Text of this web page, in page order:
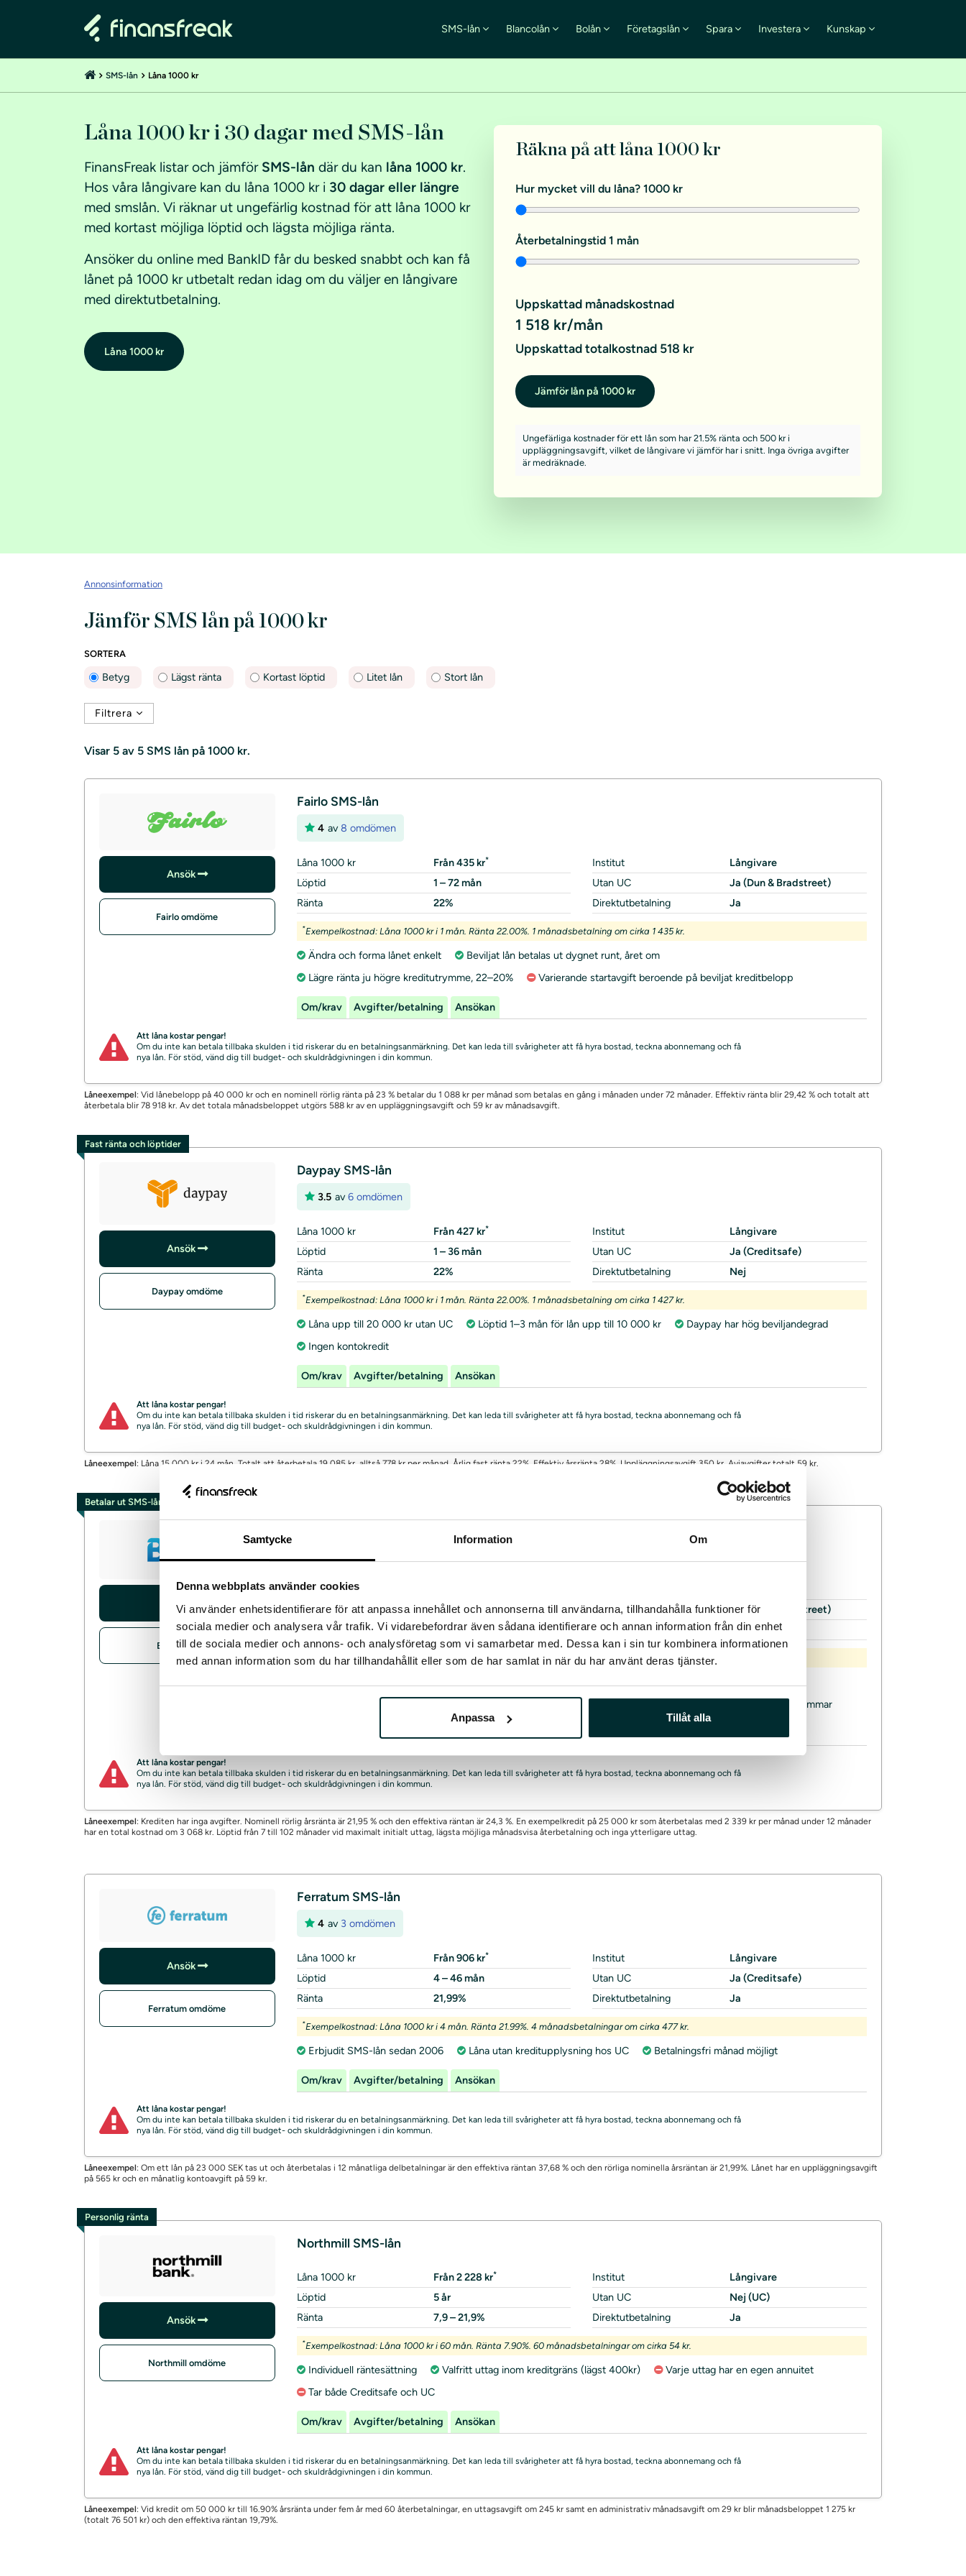
Samtycke Information Om
Denna webbplats använder cookies
Vi använder enhetsidentifierare för att anpassa innehållet och annonserna till användarna, tillhandahålla funktioner för
sociala medier och analysera vår trafik. Vi vidarebefordrar även sådana identifierare och annan information från din enhet
till de sociala medier och annons- och analysföretag som vi samarbetar med. Dessa kan i sin tur kombinera informationen
med annan information som du har tillhandahållit eller som de har samlat in när du har använt deras tjänster.
Anpassa Tillåt alla
SMS-lån Blancolån Bolån Företagslån Spara Investera Kunskap
SMS-lån Låna 1000 kr
Låna 1000 kr i 30 dagar med SMS-lån
FinansFreak listar och jämför SMS-lån där du kan låna 1000 kr.
Hos våra långivare kan du låna 1000 kr i 30 dagar eller längre
med smslån. Vi räknar ut ungefärlig kostnad för att låna 1000 kr
med kortast möjliga löptid och lägsta möjliga ränta.
Ansöker du online med BankID får du besked snabbt och kan få
lånet på 1000 kr utbetalt redan idag om du väljer en långivare
med direktutbetalning.
Låna 1000 kr
Räkna på att låna 1000 kr
Hur mycket vill du låna? 1000 kr
Återbetalningstid 1 mån
Uppskattad månadskostnad
1 518 kr/mån
Uppskattad totalkostnad 518 kr
Jämför lån på 1000 kr
Ungefärliga kostnader för ett lån som har 21.5% ränta och 500 kr i
uppläggningsavgift, vilket de långivare vi jämför har i snitt. Inga övriga avgifter
är medräknade.
Annonsinformation
Jämför SMS lån på 1000 kr
SORTERA
Betyg Lägst ränta Kortast löptid Litet lån Stort lån
Filtrera
Visar 5 av 5 SMS lån på 1000 kr.
Ansök
Fairlo omdöme
Fairlo SMS-lån
4 av 8 omdömen
Låna 1000 kr Från 435 kr*
Löptid
1 – 72 mån
Ränta
22%
Institut
Långivare
Utan UC
Ja (Dun & Bradstreet)
Direktutbetalning
Ja
*Exempelkostnad: Låna 1000 kr i 1 mån. Ränta 22.00%. 1 månadsbetalning om cirka 1 435 kr.
Ändra och forma lånet enkelt
Beviljat lån betalas ut dygnet runt, året om
Lägre ränta ju högre kreditutrymme, 22–20%
Varierande startavgift beroende på beviljat kreditbelopp
Om/krav Avgifter/betalning Ansökan
Att låna kostar pengar!
Om du inte kan betala tillbaka skulden i tid riskerar du en betalningsanmärkning. Det kan leda till svårigheter att få hyra bostad, teckna abonnemang och få
nya lån. För stöd, vänd dig till budget- och skuldrådgivningen i din kommun.
Låneexempel: Vid lånebelopp på 40 000 kr och en nominell rörlig ränta på 23 % betalar du 1 088 kr per månad som betalas en gång i månaden under 72 månader. Effektiv ränta blir 29,42 % och totalt att
återbetala blir 78 918 kr. Av det totala månadsbeloppet utgörs 588 kr av en uppläggningsavgift och 59 kr av månadsavgift.
Fast ränta och löptider
Ansök
Daypay omdöme
Daypay SMS-lån
3.5 av 6 omdömen
Låna 1000 kr Från 427 kr*
Löptid
1 – 36 mån
Ränta
22%
Institut
Långivare
Utan UC
Ja (Creditsafe)
Direktutbetalning
Nej
*Exempelkostnad: Låna 1000 kr i 1 mån. Ränta 22.00%. 1 månadsbetalning om cirka 1 427 kr.
Låna upp till 20 000 kr utan UC Löptid 1–3 mån för lån upp till 10 000 kr
Daypay har hög beviljandegrad
Ingen kontokredit
Om/krav Avgifter/betalning Ansökan
Att låna kostar pengar!
Om du inte kan betala tillbaka skulden i tid riskerar du en betalningsanmärkning. Det kan leda till svårigheter att få hyra bostad, teckna abonnemang och få
nya lån. För stöd, vänd dig till budget- och skuldrådgivningen i din kommun.
Låneexempel: Låna 15 000 kr i 24 mån. Totalt att återbetala 19 085 kr, alltså 778 kr per månad. Årlig fast ränta 22%. Effektiv årsränta 28%, Uppläggningsavgift 350 kr. Aviavgifter totalt 59 kr.
Betalar ut SMS-lån via Swish
Ansök
Brixo omdöme
Låna 1000 kr
Löptid
7 – 102 mån
Ränta
21,95%
Utan UC
Ja (Dun & Bradstreet)
Direktutbetalning
Nej
Exempelkostnad: Låna 1000 kr i 7 mån. Ränta 21.95%. 7 månadsbetalningar om cirka 153 kr.
Möjlighet att utöka kreditgränsen
Beviljade lån kan betalas ut via Swish Svar på ansökan kan ta 24 timmar
Avgifter/betalning
Att låna kostar pengar!
Om du inte kan betala tillbaka skulden i tid riskerar du en betalningsanmärkning. Det kan leda till svårigheter att få hyra bostad, teckna abonnemang och få
nya lån. För stöd, vänd dig till budget- och skuldrådgivningen i din kommun.
Låneexempel: Krediten har inga avgifter. Nominell rörlig årsränta är 21,95 % och den effektiva räntan är 24,3 %. En exempelkredit på 25 000 kr som återbetalas med 2 339 kr per månad under 12 månader
har en total kostnad om 3 068 kr. Löptid från 7 till 102 månader vid maximalt initialt uttag, lägsta möjliga månadsvisa återbetalning och inga ytterligare uttag.
Ansök
Ferratum omdöme
Ferratum SMS-lån
4 av 3 omdömen
Låna 1000 kr Från 906 kr*
Löptid
4 – 46 mån
Ränta
21,99%
Institut
Långivare
Utan UC
Ja (Creditsafe)
Direktutbetalning
Ja
*Exempelkostnad: Låna 1000 kr i 4 mån. Ränta 21.99%. 4 månadsbetalningar om cirka 477 kr.
Erbjudit SMS-lån sedan 2006 Låna utan kreditupplysning hos UC Betalningsfri månad möjligt
Om/krav Avgifter/betalning Ansökan
Att låna kostar pengar!
Om du inte kan betala tillbaka skulden i tid riskerar du en betalningsanmärkning. Det kan leda till svårigheter att få hyra bostad, teckna abonnemang och få
nya lån. För stöd, vänd dig till budget- och skuldrådgivningen i din kommun.
Låneexempel: Om ett lån på 23 000 SEK tas ut och återbetalas i 12 månatliga delbetalningar är den effektiva räntan 37,68 % och den rörliga nominella årsräntan är 21,99%. Lånet har en uppläggningsavgift
på 565 kr och en månatlig kontoavgift på 59 kr.
Personlig ränta
Ansök
Northmill omdöme
Northmill SMS-lån
Låna 1000 kr Från 2 228 kr*
Löptid
5 år
Ränta
7,9 – 21,9%
Institut
Långivare
Utan UC
Nej (UC)
Direktutbetalning
Ja
*Exempelkostnad: Låna 1000 kr i 60 mån. Ränta 7.90%. 60 månadsbetalningar om cirka 54 kr.
Individuell räntesättning Valfritt uttag inom kreditgräns (lägst 400kr)
Varje uttag har en egen annuitet
Tar både Creditsafe och UC
Om/krav Avgifter/betalning Ansökan
Att låna kostar pengar!
Om du inte kan betala tillbaka skulden i tid riskerar du en betalningsanmärkning. Det kan leda till svårigheter att få hyra bostad, teckna abonnemang och få
nya lån. För stöd, vänd dig till budget- och skuldrådgivningen i din kommun.
Låneexempel: Vid kredit om 50 000 kr till 16.90% årsränta under fem år med 60 återbetalningar, en uttagsavgift om 245 kr samt en administrativ månadsavgift om 29 kr blir månadsbeloppet 1 275 kr
(totalt 76 501 kr) och den effektiva räntan 19,79%.